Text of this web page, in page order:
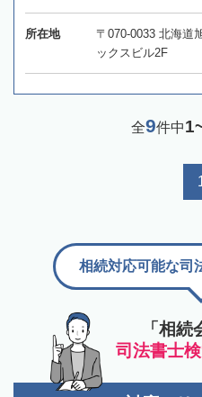
所在地
〒070-0033 北海道
ックスビル2F
全9件中
「相
司法書士
相続対応可能な司